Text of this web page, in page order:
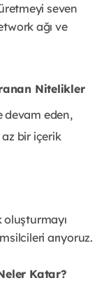
seven
ağı ve
Nitelikler
devam eden,
bir içerik
oluşturmayı
arıyoruz.
Katar?